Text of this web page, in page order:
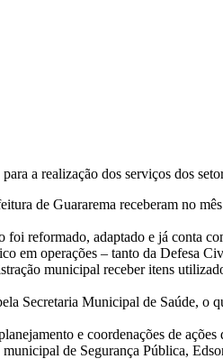
a realização dos serviços dos
de Guararema receberam no
reformado, adaptado e já conta
em operações – tanto da Defesa
municipal receber itens
Secretaria Municipal de Saúde,
e coordenações de
de Segurança Pública,